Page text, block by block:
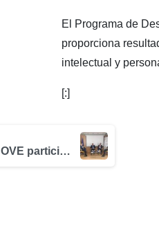
El Programa de
proporciona
intelectual y
[:]
TECNOVE participa en la mesa redonda del Colegio de Ingenieros de Ciudad Real y la Asociación para el Progreso de la Dirección sobre “Transformación Digital y Personas”